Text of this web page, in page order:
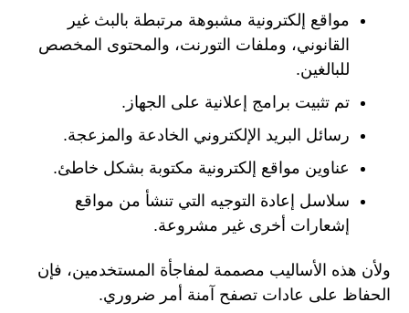
مواقع إلكترونية مشبوهة مرتبطة بالبث غير
القانوني، وملفات التورنت، والمحتوى المخصص
للبالغين.
تم تثبيت برامج إعلانية على الجهاز.
رسائل البريد الإلكتروني الخادعة والمزعجة.
عناوين مواقع إلكترونية مكتوبة بشكل خاطئ.
سلاسل إعادة التوجيه التي تنشأ من مواقع
إشعارات أخرى غير مشروعة.
ولأن هذه الأساليب مصممة لمفاجأة المستخدمين، فإن
الحفاظ على عادات تصفح آمنة أمر ضروري.